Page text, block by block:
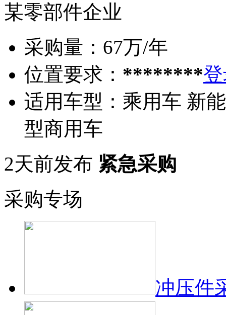
某零部件企业
采购量： 67万/年
位置要求： ********
适用车型： 乘用车 新
型商用车
2天前发布 紧急采购
采购专场
冲压件